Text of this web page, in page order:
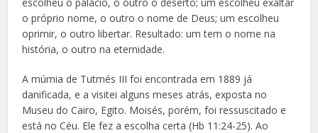
o próprio nome, o outro o nome de Deus; um escolheu
oprimir, o outro libertar. Resultado: um tem o nome na
história, o outro na eternidade.
A múmia de Tutmés III foi encontrada em 1889 já
danificada, e a visitei alguns meses atrás, exposta no
Museu do Cairo, Egito. Moisés, porém, foi ressuscitado e
está no Céu. Ele fez a escolha certa (Hb 11:24-25). Ao